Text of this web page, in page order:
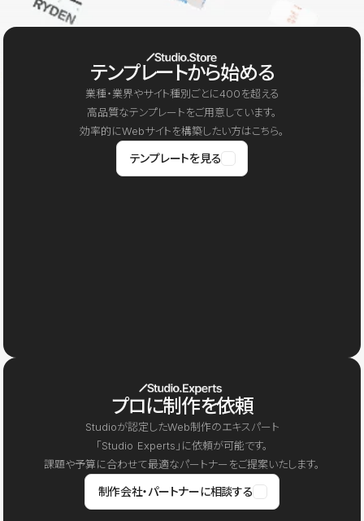
テンプレートから始める
業種・業界やサイト種別ごとに400を超える
高品質なテンプレートをご用意しています。
効率的にWebサイトを構築したい方はこちら。
テンプレートを見る
プロに制作を依頼
Studioが認定したWeb制作のエキスパート
「Studio Experts」に依頼が可能です。
課題や予算に合わせて最適なパートナーをご提案いたします。
制作会社・パートナーに相談する